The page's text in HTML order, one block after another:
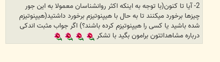
2- آیا تا کنون(با توجه به اینکه اکثر روانشناسان معمولا به این جور
چیزها برخورد میکنند تا به حال با هیپنوتیزم برخورد داشتید(هیپنوتیزم
شده باشید یا کسی را هیپنوتیزم کرده باشند؟) اگر جواب مثبت اندکی
درباره مشاهداتتون برامون بگید با تشکر